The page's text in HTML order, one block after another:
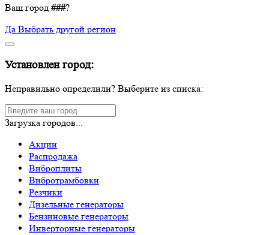
Ваш город ###?
Да Выбрать другой регион
Установлен город:
Неправильно определили? Выберите из списка:
Загрузка городов...
Акции
Распродажа
Виброплиты
Вибротрамбовки
Резчики
Дизельные генераторы
Бензиновые генераторы
Инверторные генераторы